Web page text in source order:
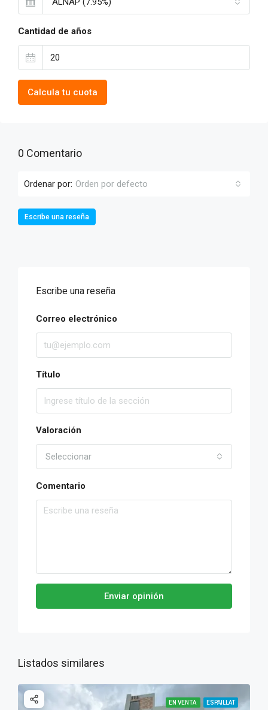
Cantidad de años
Calcula tu cuota
0 Comentario
Ordenar por: Orden por defecto
Escribe una reseña
Escribe una reseña
Correo electrónico
Título
Valoración
Seleccionar
Comentario
Enviar opinión
Listados similares
EN VENTA ESPAILLAT